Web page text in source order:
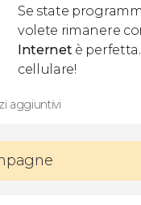
Se state
volete rimanere
Internet è
cellulare!
aggiuntivi